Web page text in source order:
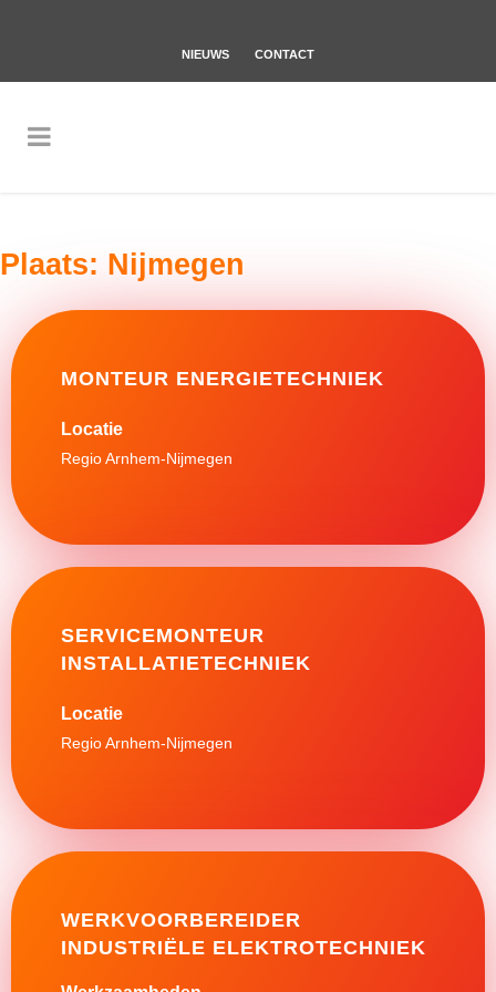
NIEUWS CONTACT
Plaats: Nijmegen
MONTEUR ENERGIETECHNIEK
Regio Arnhem-Nijmegen
SERVICEMONTEUR
INSTALLATIETECHNIEK
Regio Arnhem-Nijmegen
WERKVOORBEREIDER
INDUSTRIËLE ELEKTROTECHNIEK